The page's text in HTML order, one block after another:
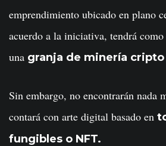
emprendimiento ubicado en plano
acuerdo a la iniciativa, tendrá
una granja de minería cripto
Sin embargo, no encontrarán nada
contará con arte digital basado en
fungibles o NFT.